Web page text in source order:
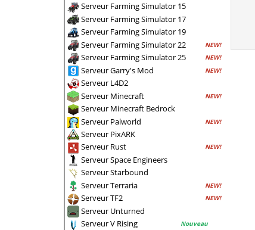
Serveur Farming Simulator 15
Serveur Farming Simulator 17
Serveur Farming Simulator 19
Serveur Farming Simulator 22
NEW!
Serveur Farming Simulator 25 NEW!
Serveur Garry's Mod NEW!
Serveur L4D2
Serveur Minecraft
NEW!
Serveur Minecraft Bedrock
Serveur Palworld
NEW!
Serveur PixARK
Serveur Rust
NEW!
Serveur Space Engineers
Serveur Starbound
Serveur Terraria
NEW!
Serveur TF2 NEW!
Serveur Unturned
Serveur V Rising
Nouveau